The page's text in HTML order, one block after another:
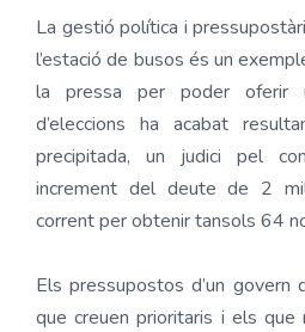
La gestió política i
l’estació de busos és un
la pressa per poder oferir
d’eleccions ha acabat
precipitada, un judici pel
increment del deute de 2
corrent per obtenir tansols 64
Els pressupostos d’un govern
que creuen prioritaris i els